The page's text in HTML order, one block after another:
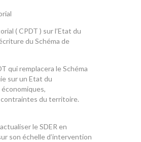
( CPDT ) sur l’Etat du
du Schéma de
qui remplacera le Schéma
sur un Etat du
du territoire.
le SDER en
son échelle d’intervention